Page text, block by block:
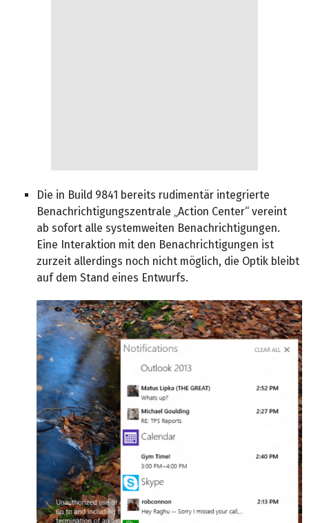
Die in Build 9841 bereits rudimentär integrierte
Benachrichtigungszentrale „Action Center“ vereint
ab sofort alle systemweiten Benachrichtigungen.
Eine Interaktion mit den Benachrichtigungen ist
zurzeit allerdings noch nicht möglich, die Optik bleibt
auf dem Stand eines Entwurfs.